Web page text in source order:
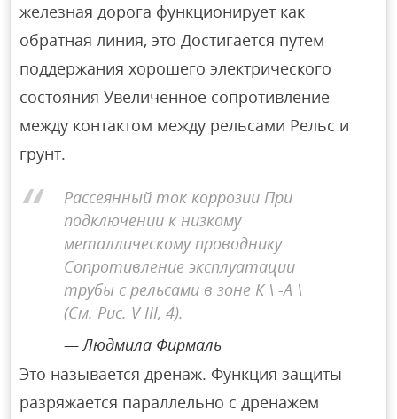
железная дорога функционирует как
обратная линия, это Достигается путем
поддержания хорошего электрического
состояния Увеличенное сопротивление
между контактом между рельсами Рельс и
грунт.
Рассеянный ток коррозии При
подключении к низкому
металлическому проводнику
Сопротивление эксплуатации
трубы с рельсами в зоне К \ -А \
(См. Рис. V III, 4).
Людмила Фирмаль
Это называется дренаж. Функция защиты
разряжается параллельно с дренажем